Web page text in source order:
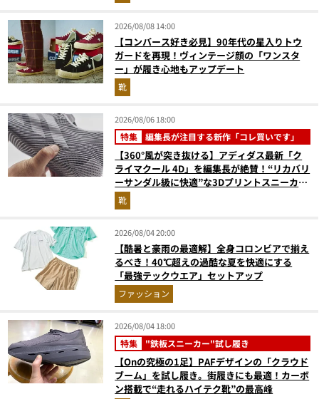
2026/08/08 14:00
【コンバース好き必見】90年代の星入りトウ
ガードを再現！ヴィンテージ顔の「ワンスタ
ー」が履き心地もアップデート
靴
2026/08/06 18:00
特集 編集長が注目する新作「コレ買いです」
【360°風が突き抜ける】アディダス最新「ク
ライマクール 4D」を編集長が絶賛！“リカバリ
ーサンダル級に快適”な3Dプリントスニーカー
『コレ買いです』Vol.173
靴
2026/08/04 20:00
【酷暑と豪雨の最適解】全身コロンビアで揃え
るべき！40℃超えの過酷な夏を快適にする
「最強テックウエア」セットアップ
ファッション
2026/08/04 18:00
特集 "鉄板スニーカー"試し履き
【Onの究極の1足】PAFデザインの「クラウド
ブーム」を試し履き。街履きにも最適！カーボ
ン搭載で“走れるハイテク靴”の最高峰